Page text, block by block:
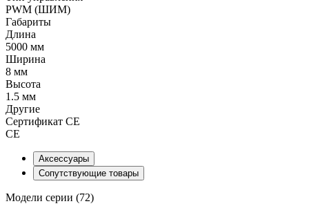
PWM (ШИМ)
Габариты
Длина
5000 мм
Ширина
8 мм
Высота
1.5 мм
Другие
Сертификат CE
CE
Аксессуары
Сопутствующие товары
Модели серии (72)